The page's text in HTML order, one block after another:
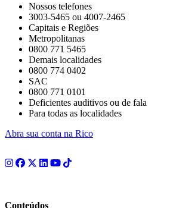
Nossos telefones
3003-5465 ou 4007-2465
Capitais e Regiões
Metropolitanas
0800 771 5465
Demais localidades
0800 774 0402
SAC
0800 771 0101
Deficientes auditivos ou de fala
Para todas as localidades
Abra sua conta na Rico
Conteúdos